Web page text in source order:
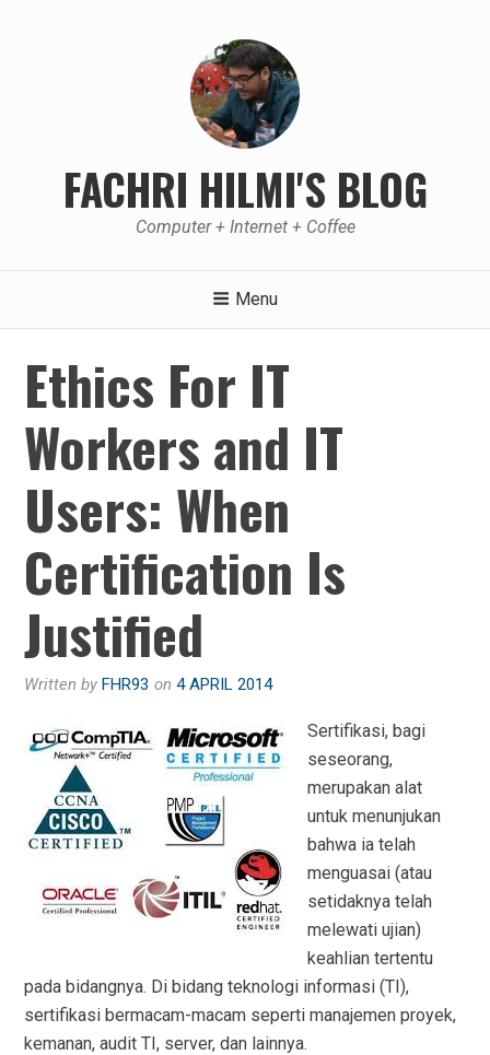
FACHRI HILMI'S BLOG
Computer + Internet + Coffee
Menu
Ethics For IT
Workers and IT
Users: When
Certification Is
Justified
Written by FHR93 on4 APRIL 2014
Sertifikasi, bagi
seseorang,
merupakan alat
untuk menunjukan
bahwa ia telah
menguasai (atau
setidaknya telah
melewati ujian)
keahlian tertentu
pada bidangnya. Di bidang teknologi informasi (TI),
sertifikasi bermacam-macam seperti manajemen proyek,
kemanan, audit TI, server, dan lainnya.